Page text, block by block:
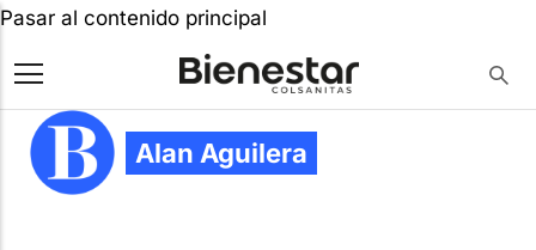
Pasar al contenido principal
Alan Aguilera